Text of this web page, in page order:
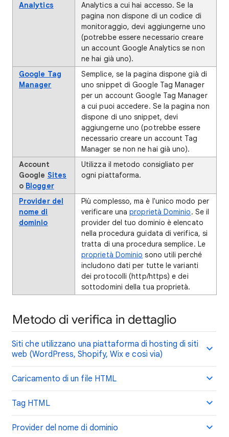
Analytics
Analytics a cui hai accesso. Se la
pagina non dispone di un codice di
monitoraggio, devi aggiungerne uno
(potrebbe essere necessario creare
un account Google Analytics se non
ne hai già uno).
Google Tag
Manager
Semplice, se la pagina dispone già di
uno snippet di Google Tag Manager
per un account Google Tag Manager
a cui puoi accedere. Se la pagina non
dispone di uno snippet, devi
aggiungerne uno (potrebbe essere
necessario creare un account Tag
Manager se non ne hai già uno).
Account
Google Sites
o Blogger
Utilizza il metodo consigliato per
ogni piattaforma.
Provider del
nome di
dominio
Più complesso, ma è l'unico modo per
verificare unaproprietà Dominio. Se il
provider del tuo dominio è elencato
nella procedura guidata di verifica, si
tratta di una procedura semplice. Le
proprietà Dominio sono utili perché
includono dati per tutte le varianti
dei protocolli (http/https) e dei
sottodomini della tua proprietà.
Metodo di verifica in dettaglio
Siti che utilizzano una piattaforma di hosting di siti
web (WordPress, Shopify, Wix e così via)
Caricamento di un file HTML
Tag HTML
Provider del nome di dominio